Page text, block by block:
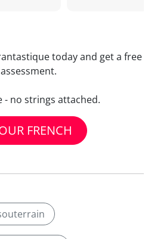
today and get a free
- no strings attached.
FRENCH